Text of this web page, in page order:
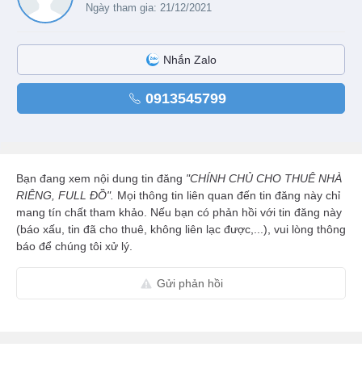
Ngày tham gia: 21/12/2021
Nhắn Zalo
0913545799
Bạn đang xem nội dung tin đăng "CHÍNH CHỦ CHO THUÊ NHÀ
RIÊNG, FULL ĐỒ". Mọi thông tin liên quan đến tin đăng này chỉ
mang tín chất tham khảo. Nếu bạn có phản hồi với tin đăng này
(báo xấu, tin đã cho thuê, không liên lạc được,...), vui lòng thông
báo để chúng tôi xử lý.
Gửi phản hồi